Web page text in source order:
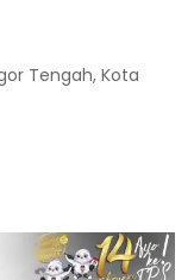
Tengah, Kota